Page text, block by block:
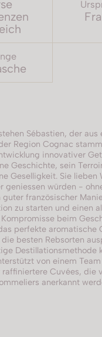
Sébastien, der aus
Region Cognac
innovativer
Geschichte, sein
Geselligkeit. Sie lieben
geniessen würden -
guter französischer
zu starten und einen
beim
perfekte aromatische
besten Rebsorten
Destillationsmethode
von einem
Cuvées, die
anerkannt